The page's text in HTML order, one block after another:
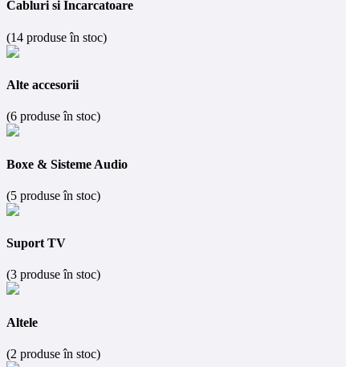
Cabluri si Incarcatoare
(14 produse în stoc)
Alte accesorii
(6 produse în stoc)
Boxe & Sisteme Audio
(5 produse în stoc)
Suport TV
(3 produse în stoc)
Altele
(2 produse în stoc)